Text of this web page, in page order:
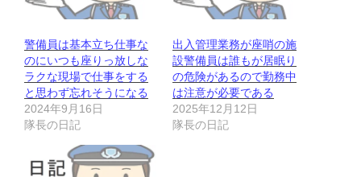
警備員は基本立ち仕事な
のにいつも座りっ放しな
ラクな現場で仕事をする
と思わず忘れそうになる
2024年9月16日
隊長の日記
出入管理業務が座哨の施
設警備員は誰もが居眠り
の危険があるので勤務中
は注意が必要である
2025年12月12日
隊長の日記